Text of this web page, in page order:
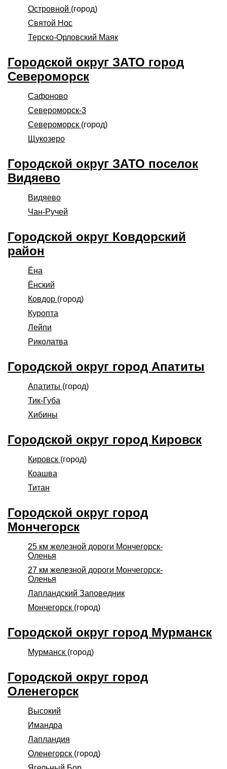
Островной (город)
Святой Нос
Терско-Орловский Маяк
Городской округ ЗАТО город
Североморск
Сафоново
Североморск-3
Североморск (город)
Щукозеро
Городской округ ЗАТО поселок
Видяево
Видяево
Чан-Ручей
Городской округ Ковдорский
район
Ёна
Ёнский
Ковдор (город)
Куропта
Лейпи
Риколатва
Городской округ город Апатиты
Апатиты (город)
Тик-Губа
Хибины
Городской округ город Кировск
Кировск (город)
Коашва
Титан
Городской округ город
Мончегорск
25 км железной дороги Мончегорск-
Оленья
27 км железной дороги Мончегорск-
Оленья
Лапландский Заповедник
Мончегорск (город)
Городской округ город Мурманск
Мурманск (город)
Городской округ город
Оленегорск
Высокий
Имандра
Лапландия
Оленегорск (город)